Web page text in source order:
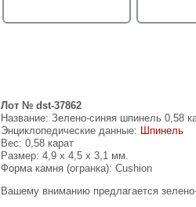
Лот № dst-37862
Название: Зелено-синяя шпинель 0,58
Энциклопедические данные: Шпинель
Вес: 0,58 карат
Размер: 4,9 x 4,5 x 3,1 мм.
Форма камня (огранка): Cushion
Вашему вниманию предлагается